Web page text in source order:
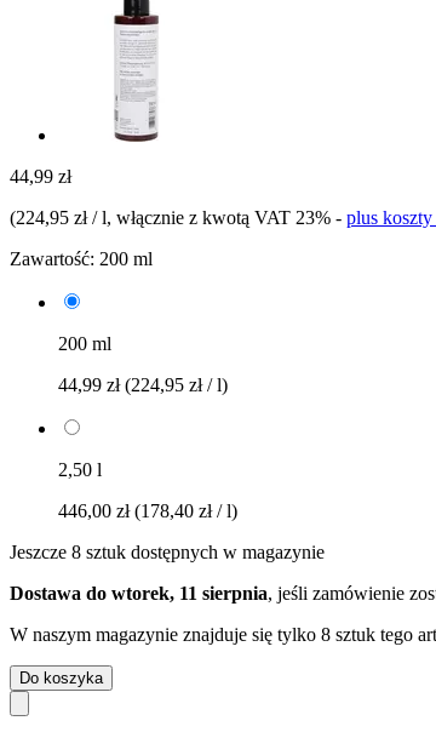
44,99 zł
(224,95 zł / l, włącznie z kwotą VAT 23% - plus
Zawartość: 200 ml
200 ml
44,99 zł(224,95 zł / l)
2,50 l
446,00 zł(178,40 zł / l)
Jeszcze 8 sztuk dostępnych w magazynie
Dostawa do wtorek, 11 sierpnia, jeśli zamówienie
W naszym magazynie znajduje się tylko 8 sztuk tego
Do koszyka